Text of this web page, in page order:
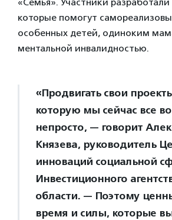
которые помогут
особенных детей, одиноким
ментальной инвалидностью.
«Продвигать свои
которую мы сейчас все
непросто, — говорит
Князева, руководитель
инноваций социальной
Инвестиционного
области. — Поэтому
время и силы, которые